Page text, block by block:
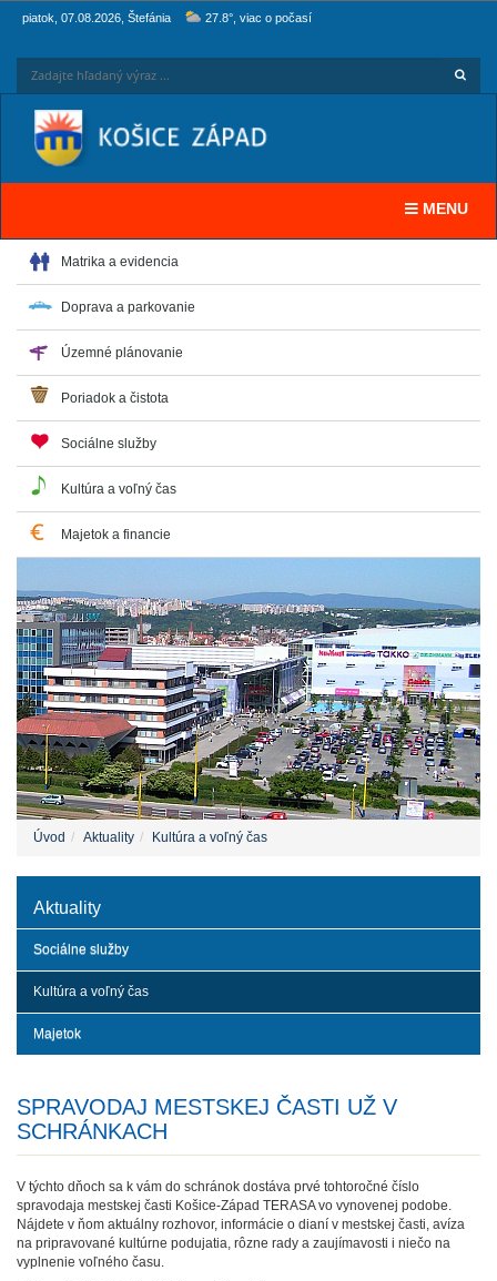
piatok, 07.08.2026, Štefánia 27.8°, viac o počasí
Toggle
MENU
Matrika a evidencia
Doprava a parkovanie
Územné plánovanie
Poriadok a čistota
Sociálne služby
Kultúra a voľný čas
Majetok a financie
Úvod Aktuality Kultúra a voľný čas
Aktuality
Sociálne služby
Kultúra a voľný čas
Majetok
SPRAVODAJ MESTSKEJ ČASTI UŽ V
SCHRÁNKACH
V týchto dňoch sa k vám do schránok dostáva prvé tohtoročné číslo
spravodaja mestskej časti Košice-Západ TERASA vo vynovenej podobe.
Nájdete v ňom aktuálny rozhovor, informácie o dianí v mestskej časti, avíza
na pripravované kultúrne podujatia, rôzne rady a zaujímavosti i niečo na
vyplnenie voľného času.